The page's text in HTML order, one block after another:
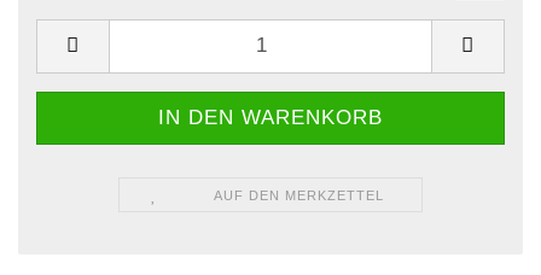
AUF DEN MERKZETTEL